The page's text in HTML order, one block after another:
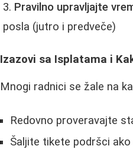
Pravilno upravljajte
posla (jutro i predveče)
Izazovi sa Isplatama i
Mnogi radnici se žale na
Redovno proveravajte
Šaljite tikete podršci